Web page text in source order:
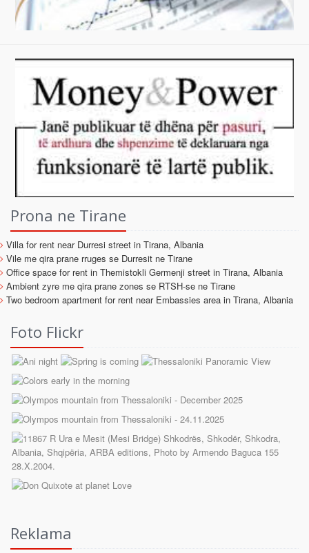
Prona ne Tirane
Villa for rent near Durresi street in Tirana, Albania
Vile me qira prane rruges se Durresit ne Tirane
Office space for rent in Themistokli Germenji street in Tirana, Albania
Ambient zyre me qira prane zones se RTSH-se ne Tirane
Two bedroom apartment for rent near Embassies area in Tirana, Albania
Foto Flickr
Reklama